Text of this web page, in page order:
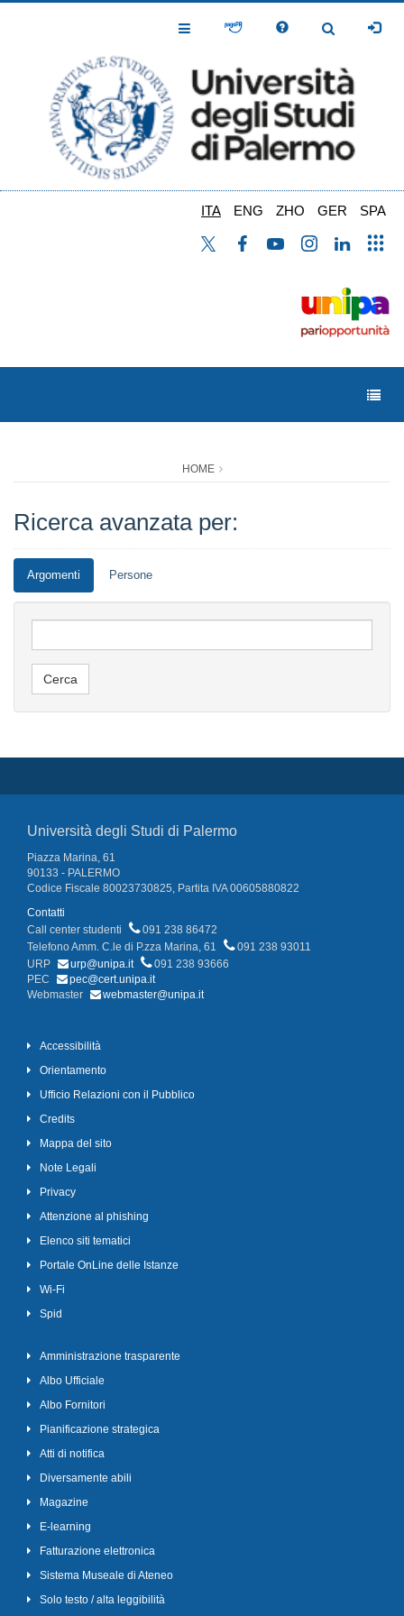
Toggle
Toggle
ITA ENG ZHO GER SPA
HOME
Ricerca avanzata per:
Argomenti Persone
Università degli Studi di Palermo
Piazza Marina, 61
90133 - PALERMO
Codice Fiscale 80023730825, Partita IVA 00605880822
Contatti
Call center studenti
091 238 86472
Telefono Amm. C.le di P.zza Marina, 61
091 238 93011
URP
urp@unipa.it
091 238 93666
PEC
pec@cert.unipa.it
Webmaster
webmaster@unipa.it
Accessibilità
Orientamento
Ufficio Relazioni con il Pubblico
Credits
Mappa del sito
Note Legali
Privacy
Attenzione al phishing
Elenco siti tematici
Portale OnLine delle Istanze
Wi-Fi
Spid
Amministrazione trasparente
Albo Ufficiale
Albo Fornitori
Pianificazione strategica
Atti di notifica
Diversamente abili
Magazine
E-learning
Fatturazione elettronica
Sistema Museale di Ateneo
Solo testo / alta leggibilità